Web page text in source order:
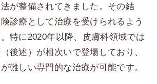
が整備されてきました。その結
診療として治療を受けられるよう
特に2020年以降、皮膚科領域では
後述）が相次いで登場しており、
難しい専門的な治療が可能です。